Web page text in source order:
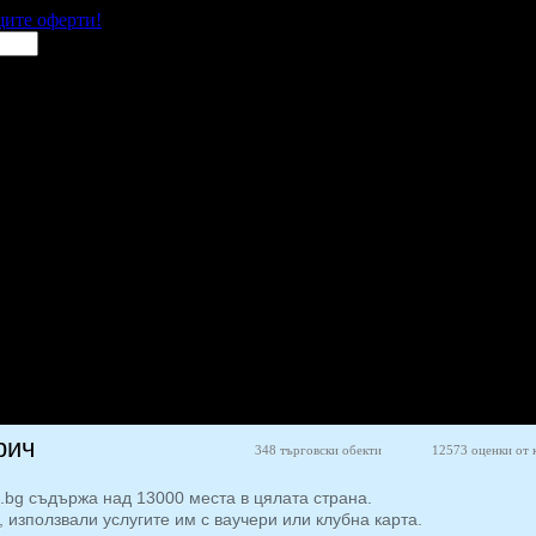
оферти!
съдържа над 13000 места в цялата страна.
услугите им с ваучери или клубна карта.
348 търговски обекти 12573 оценки от